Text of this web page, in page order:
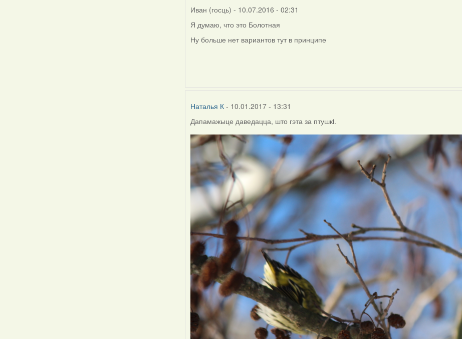
Иван (госць) - 10.07.2016 - 02:31
Я думаю, что это Болотная
Ну больше нет вариантов тут в принципе
Наталья К - 10.01.2017 - 13:31
Дапамажыце даведацца, што гэта за птушкi.